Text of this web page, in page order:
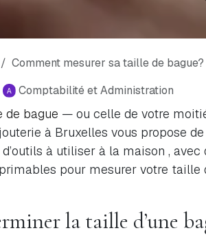
Comment mesurer sa taille de bague?
Comptabilité et Administration
de bague — ou celle de votre
à Bruxelles vous propose
à utiliser à la maison ,
pour mesurer votre taille
la taille d’une